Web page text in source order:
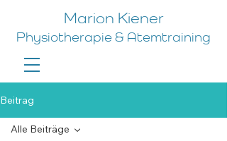
Marion Kiener
Physiotherapie & Atemtraining
Beitrag
Alle Beiträge